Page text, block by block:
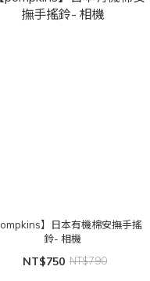
】日本有機棉安撫手搖
鈴- 相機
NT$750 NT$790